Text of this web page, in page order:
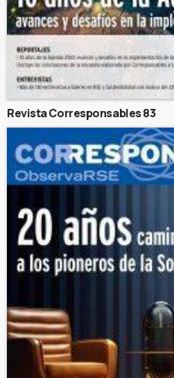
Revista Corresponsables 83